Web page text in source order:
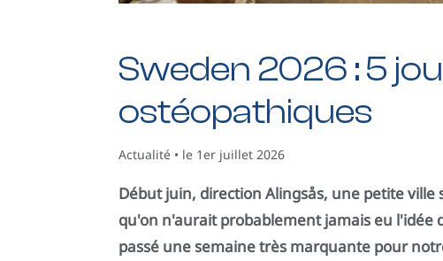
Sweden 2026 : 5
ostéopathiques
Actualité • le 1er juillet 2026
Début juin, direction Alingsås, une petite
qu'on n'aurait probablement jamais eu
passé une semaine très marquante pour